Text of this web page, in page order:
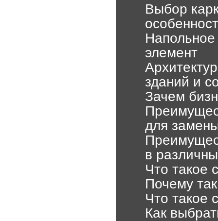
Выбор
элемент
зданий и
Зачем
для
в
Что такое
Почему
Что такое
Как